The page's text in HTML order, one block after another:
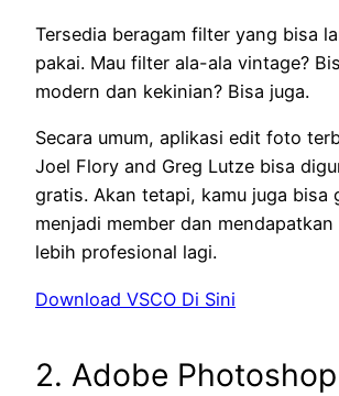
Tersedia beragam filter yang bisa
pakai. Mau filter ala-ala vintage?
modern dan kekinian? Bisa juga.
Secara umum, aplikasi edit foto
Joel Flory and Greg Lutze bisa
gratis. Akan tetapi, kamu juga bisa
menjadi member dan
lebih profesional lagi.
Download VSCO Di Sini
2. Adobe Photoshop